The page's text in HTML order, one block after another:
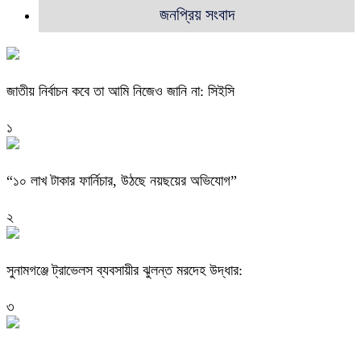
জনপ্রিয় সংবাদ
জাতীয় নির্বাচন কবে তা আমি নিজেও জানি না: সিইসি
১
“১০ লাখ টাকার ফার্নিচার, উঠছে নয়ছয়ের অভিযোগ”
২
সুনামগঞ্জে ট্রাভেলস ব্যবসায়ীর ঝুলন্ত মরদেহ উদ্ধার:
৩